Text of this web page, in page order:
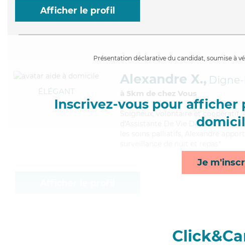
Afficher le profil
Présentation déclarative du candidat, soumise à
Inscrivez-vous pour afficher
Je
ÉLÉGANT
Alexandre X.,
à 5km de chez Vous
, volontaire et coopératif,
d'Assistante De Vie Dépendance